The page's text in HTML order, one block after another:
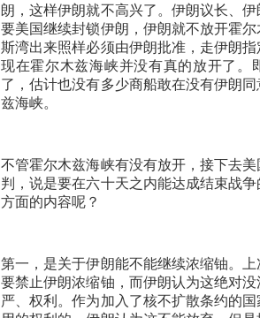
朗，这样伊朗就不高兴了。伊朗议长、
要美国继续封锁伊朗，伊朗就不放开霍
斯湾出来照样必须由伊朗批准，走伊朗
现在霍尔木兹海峡并没有真的放开了。
了，估计也没有多少商船敢在没有伊朗
兹海峡。
不管霍尔木兹海峡有没有放开，接下去
判，说是要在六十天之内能达成结束战
方面的内容呢？
第一，是关于伊朗能不能继续浓缩铀。
要禁止伊朗浓缩铀，而伊朗认为这绝对
严、权利。作为加入了核不扩散条约的